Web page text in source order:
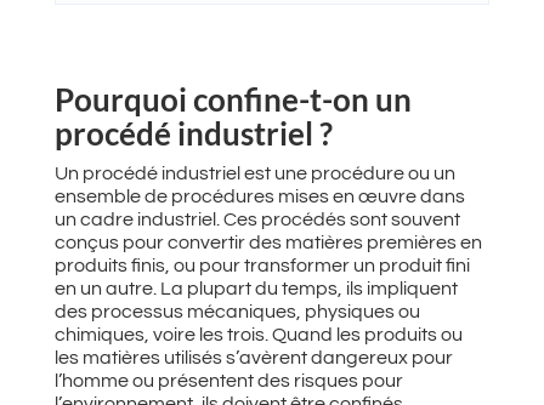
Pourquoi confine-t-on un
procédé industriel ?
Un procédé industriel est une procédure ou un
ensemble de procédures mises en œuvre dans
un cadre industriel. Ces procédés sont souvent
conçus pour convertir des matières premières en
produits finis, ou pour transformer un produit fini
en un autre. La plupart du temps, ils impliquent
des processus mécaniques, physiques ou
chimiques, voire les trois. Quand les produits ou
les matières utilisés s’avèrent dangereux pour
l’homme ou présentent des risques pour